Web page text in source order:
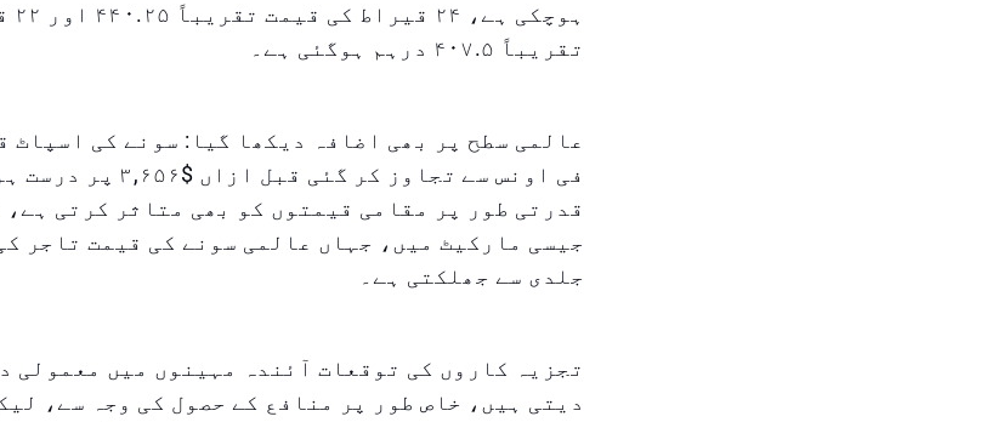
تقریباً ۴۰۷.۵ درہم ہوگئی ہے۔
فی اونس سے تجاوز کر گئی
قدرتی طور پر مقامی قیمتوں کو بھی متاثر کرتی ہے،
جیسی مارکیٹ میں، جہاں عالمی سونے کی قیمت تاجر
جلدی سے جھلکتی ہے۔
تجزیہ کاروں کی توقعات آئندہ مہینوں میں معمولی
دیتی ہیں، خاص طور پر منافع کے حصول کی وجہ سے،